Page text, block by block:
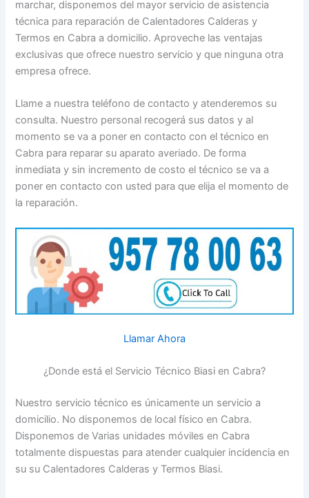
marchar, disponemos del mayor servicio de asistencia
técnica para reparación de Calentadores Calderas y
Termos en Cabra a domicilio. Aproveche las ventajas
exclusivas que ofrece nuestro servicio y que ninguna otra
empresa ofrece.
Llame a nuestra teléfono de contacto y atenderemos su
consulta. Nuestro personal recogerá sus datos y al
momento se va a poner en contacto con el técnico en
Cabra para reparar su aparato averiado. De forma
inmediata y sin incremento de costo el técnico se va a
poner en contacto con usted para que elija el momento de
la reparación.
Llamar Ahora
¿Donde está el Servicio Técnico Biasi en Cabra?
Nuestro servicio técnico es únicamente un servicio a
domicilio. No disponemos de local físico en Cabra.
Disponemos de Varias unidades móviles en Cabra
totalmente dispuestas para atender cualquier incidencia en
su su Calentadores Calderas y Termos Biasi.